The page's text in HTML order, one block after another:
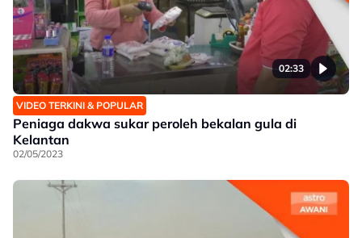
02:33
VIDEO TERKINI & POPULAR
Peniaga dakwa sukar peroleh bekalan gula di
Kelantan
02/05/2023